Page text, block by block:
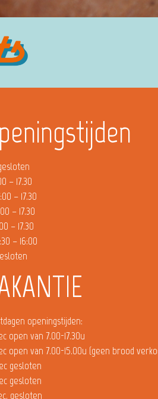
– 17.30
– 17.30
– 17.30
– 17.30
– 16:00
openingstijden:
open van 7.00-17.30u
open van 7.00-15.00u (geen brood
gesloten
gesloten
gesloten